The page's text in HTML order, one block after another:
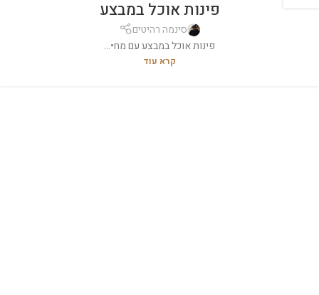
פינות אוכל במבצע
סינמה רהיטים
פינות אוכל במבצע עם מח•...
קרא עוד